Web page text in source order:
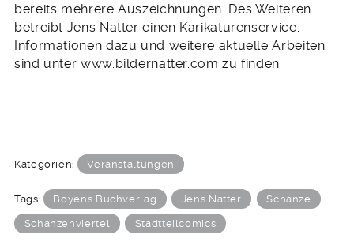
bereits mehrere Auszeichnungen. Des Weiteren
betreibt Jens Natter einen Karikaturenservice.
Informationen dazu und weitere aktuelle Arbeiten
sind unter www.bildernatter.com zu finden.
Kategorien: Veranstaltungen
Tags: Boyens Buchverlag Jens Natter Schanze
Schanzenviertel Stadtteilcomics